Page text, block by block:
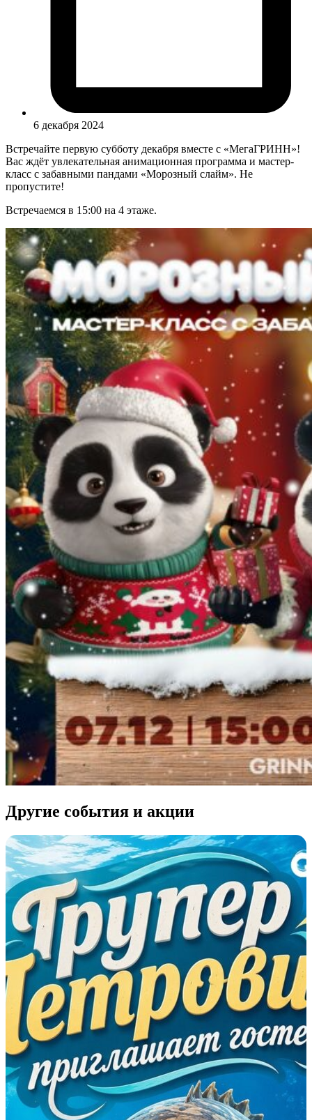
6 декабря 2024
Встречайте первую субботу декабря вместе с «МегаГРИНН»!
Вас ждёт увлекательная анимационная программа и мастер-
класс с забавными пандами «Морозный слайм». Не
пропустите!
Встречаемся в 15:00 на 4 этаже.
Другие события и акции